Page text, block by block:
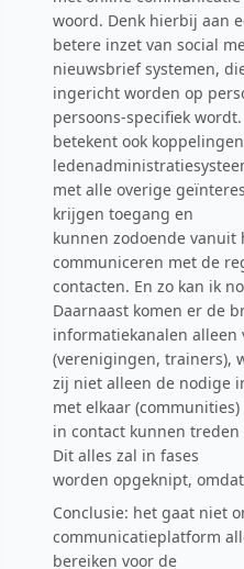
woord. Denk hierbij aan
betere inzet van social
nieuwsbrief systemen,
ingericht worden op
persoons-specifiek
betekent ook
met alle overige
krijgen toegang en
kunnen zodoende
communiceren met de
contacten. En zo kan ik
Daarnaast komen er de
informatiekanalen alleen
(verenigingen, trainers),
zij niet alleen de nodige
met elkaar (communities)
in contact kunnen
Dit alles zal in fases
worden opgeknipt,
Conclusie: het gaat niet
communicatieplatform
bereiken voor de